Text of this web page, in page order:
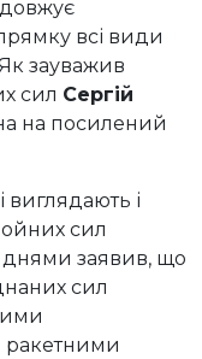
всі види
зауважив
сил Сергій
на посилений
і
сил
днями заявив, що
сил